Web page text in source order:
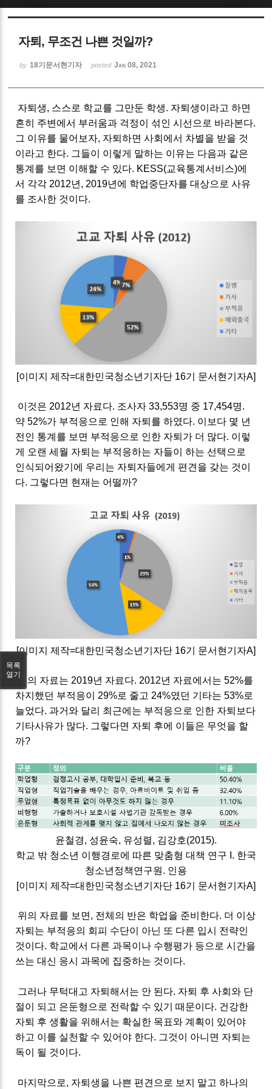
자퇴, 무조건 나쁜 것일까?
by 18기문서현기자 posted Jan 08, 2021
자퇴생, 스스로 학교를 그만둔 학생. 자퇴생이라고 하면
흔히 주변에서 부러움과 걱정이 섞인 시선으로 바라본다.
그 이유를 물어보자, 자퇴하면 사회에서 차별을 받을 것
이라고 한다. 그들이 이렇게 말하는 이유는 다음과 같은
통계를 보면 이해할 수 있다. KESS(교육통계서비스)에
서 각각 2012년, 2019년에 학업중단자를 대상으로 사유
를 조사한 것이다.
[이미지 제작=대한민국청소년기자단 16기 문서현기자A]
이것은 2012년 자료다. 조사자 33,553명 중 17,454명.
약 52%가 부적응으로 인해 자퇴를 하였다. 이보다 몇 년
전인 통계를 보면 부적응으로 인한 자퇴가 더 많다. 이렇
게 오랜 세월 자퇴는 부적응하는 자들이 하는 선택으로
인식되어왔기에 우리는 자퇴자들에게 편견을 갖는 것이
다. 그렇다면 현재는 어떨까?
[이미지 제작=대한민국청소년기자단 16기 문서현기자A]
위의 자료는 2019년 자료다. 2012년 자료에서는 52%를
차지했던 부적응이 29%로 줄고 24%였던 기타는 53%로
늘었다. 과거와 달리 최근에는 부적응으로 인한 자퇴보다
기타사유가 많다. 그렇다면 자퇴 후에 이들은 무엇을 할
까?
윤철경, 성윤숙, 유성렬, 김강호(2015).
학교 밖 청소년 이행경로에 따른 맞춤형 대책 연구 I. 한국
청소년정책연구원. 인용
[이미지 제작=대한민국청소년기자단 16기 문서현기자A]
위의 자료를 보면, 전체의 반은 학업을 준비한다. 더 이상
자퇴는 부적응의 회피 수단이 아닌 또 다른 입시 전략인
것이다. 학교에서 다른 과목이나 수행평가 등으로 시간을
쓰는 대신 응시 과목에 집중하는 것이다.
그러나 무턱대고 자퇴해서는 안 된다. 자퇴 후 사회와 단
절이 되고 은둔형으로 전락할 수 있기 때문이다. 건강한
자퇴 후 생활을 위해서는 확실한 목표와 계획이 있어야
하고 이를 실천할 수 있어야 한다. 그것이 아니면 자퇴는
독이 될 것이다.
마지막으로, 자퇴생을 나쁜 편견으로 보지 말고 하나의
목록
열기
Sketchbook5, 스케치북5
Sketchbook5, 스케치북5